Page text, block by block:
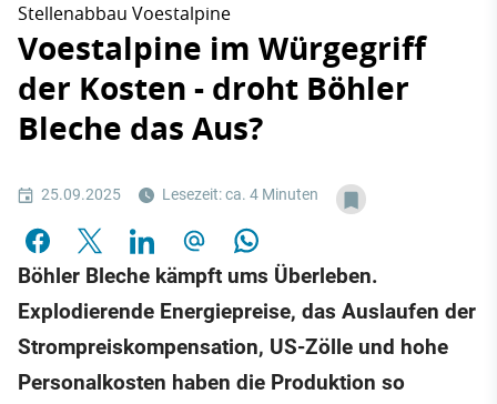
Stellenabbau Voestalpine
Voestalpine im Würgegriff
der Kosten - droht Böhler
Bleche das Aus?
25.09.2025 Lesezeit: ca. 4 Minuten
Böhler Bleche kämpft ums Überleben.
Explodierende Energiepreise, das Auslaufen der
Strompreiskompensation, US-Zölle und hohe
Personalkosten haben die Produktion so